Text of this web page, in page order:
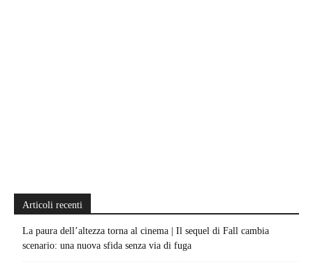
Articoli recenti
La paura dell’altezza torna al cinema | Il sequel di Fall cambia
scenario: una nuova sfida senza via di fuga